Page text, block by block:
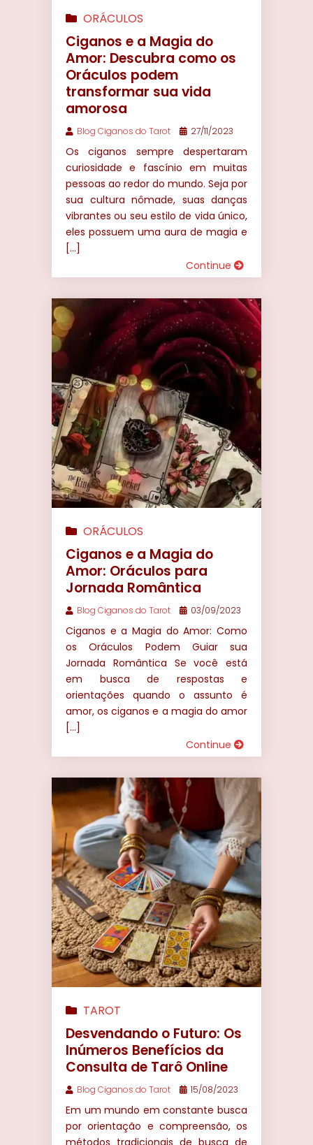
ORÁCULOS
Ciganos e a Magia do
Amor: Descubra como os
Oráculos podem
transformar sua vida
amorosa
Blog Ciganos do Tarot 27/11/2023
Os ciganos sempre despertaram
curiosidade e fascínio em muitas
pessoas ao redor do mundo. Seja por
sua cultura nômade, suas danças
vibrantes ou seu estilo de vida único,
eles possuem uma aura de magia e
[…]
Continue
ORÁCULOS
Ciganos e a Magia do
Amor: Oráculos para
Jornada Romântica
Blog Ciganos do Tarot 03/09/2023
Ciganos e a Magia do Amor: Como
os Oráculos Podem Guiar sua
Jornada Romântica Se você está
em busca de respostas e
orientações quando o assunto é
amor, os ciganos e a magia do amor
[…]
Continue
TAROT
Desvendando o Futuro: Os
Inúmeros Benefícios da
Consulta de Tarô Online
Blog Ciganos do Tarot 15/08/2023
Em um mundo em constante busca
por orientação e compreensão, os
métodos tradicionais de busca de